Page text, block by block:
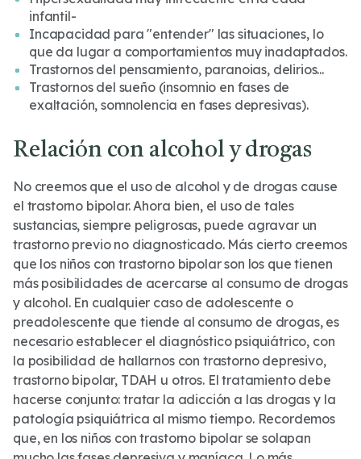
infantil-
Incapacidad para "entender" las situaciones, lo
que da lugar a comportamientos muy inadaptados.
Trastornos del pensamiento, paranoias, delirios...
Trastornos del sueño (insomnio en fases de
exaltación, somnolencia en fases depresivas).
Relación con alcohol y drogas
No creemos que el uso de alcohol y de drogas cause
el trastorno bipolar. Ahora bien, el uso de tales
sustancias, siempre peligrosas, puede agravar un
trastorno previo no diagnosticado. Más cierto creemos
que los niños con trastorno bipolar son los que tienen
más posibilidades de acercarse al consumo de drogas
y alcohol. En cualquier caso de adolescente o
preadolescente que tiende al consumo de drogas, es
necesario establecer el diagnóstico psiquiátrico, con
la posibilidad de hallarnos con trastorno depresivo,
trastorno bipolar, TDAH u otros. El tratamiento debe
hacerse conjunto: tratar la adicción a las drogas y la
patología psiquiátrica al mismo tiempo. Recordemos
que, en los niños con trastorno bipolar se solapan